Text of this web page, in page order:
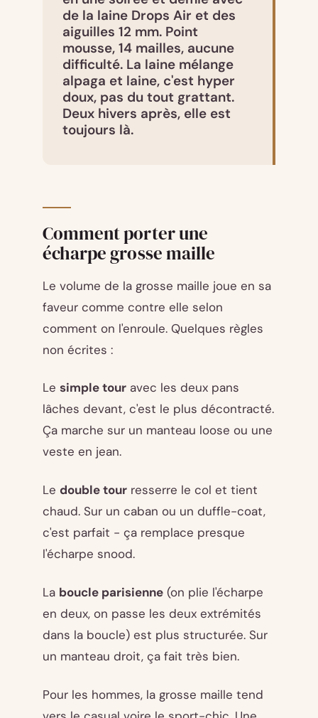
de la laine Drops Air et des
aiguilles 12 mm. Point
mousse, 14 mailles, aucune
difficulté. La laine mélange
alpaga et laine, c'est hyper
doux, pas du tout grattant.
Deux hivers après, elle est
toujours là.
Comment porter une
écharpe grosse maille
Le volume de la grosse maille joue en sa
faveur comme contre elle selon
comment on l'enroule. Quelques règles
non écrites :
Le simple tour avec les deux pans
lâches devant, c'est le plus décontracté.
Ça marche sur un manteau loose ou une
veste en jean.
Le double tour resserre le col et tient
chaud. Sur un caban ou un duffle-coat,
c'est parfait - ça remplace presque
l'écharpe snood.
La boucle parisienne (on plie l'écharpe
en deux, on passe les deux extrémités
dans la boucle) est plus structurée. Sur
un manteau droit, ça fait très bien.
Pour les hommes, la grosse maille tend